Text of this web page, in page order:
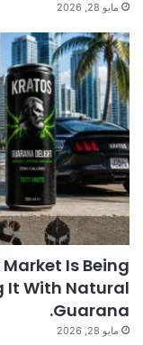
مايو 28, 2026
Is Being
It With Natural
Guarana.
مايو 28, 2026